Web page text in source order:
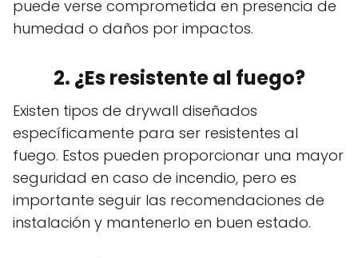
puede verse comprometida en presencia de
humedad o daños por impactos.
2. ¿Es resistente al fuego?
Existen tipos de drywall diseñados
específicamente para ser resistentes al
fuego. Estos pueden proporcionar una mayor
seguridad en caso de incendio, pero es
importante seguir las recomendaciones de
instalación y mantenerlo en buen estado.